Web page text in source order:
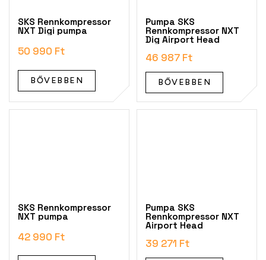
SKS Rennkompressor
NXT Digi pumpa
50 990 Ft
BŐVEBBEN
Pumpa SKS
Rennkompressor NXT
Dig Airport Head
46 987 Ft
BŐVEBBEN
SKS Rennkompressor
NXT pumpa
42 990 Ft
Pumpa SKS
Rennkompressor NXT
Airport Head
39 271 Ft